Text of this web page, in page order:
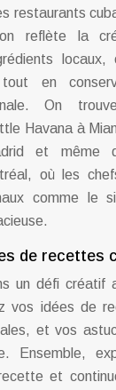
restaurants
reflète la
tout en
On
Havana à
et même
où les
comme le
de recettes
un défi créatif
vos idées de
et vos
Ensemble,
et